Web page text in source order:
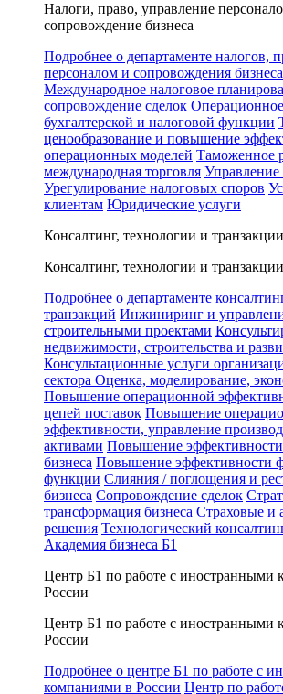
Налоги, право, управление
сопровождение бизнеса
Подробнее о департаменте налогов,
персоналом и сопровождения бизнеса
Международное налоговое
сопровождение сделок
бухгалтерской и налоговой функции
ценообразование и повышение
операционных моделей Таможенное
международная торговля Управление
Урегулирование налоговых споров
клиентам Юридические услуги
Консалтинг, технологии и транзакции
Консалтинг, технологии и транзакции
Подробнее о департаменте
транзакций Инжиниринг и
строительными проектами
недвижимости, строительства и
Консультационные услуги
сектора Оценка, моделирование,
Повышение операционной
цепей поставок Повышение
эффективности, управление
активами Повышение
бизнеса Повышение эффективности
функции Слияния / поглощения и
бизнеса Сопровождение сделок
трансформация бизнеса Страховые и
решения Технологический
Академия бизнеса Б1
Центр Б1 по работе с иностранными
России
Центр Б1 по работе с иностранными
России
Подробнее о центре Б1 по работе с
компаниями в России Центр по